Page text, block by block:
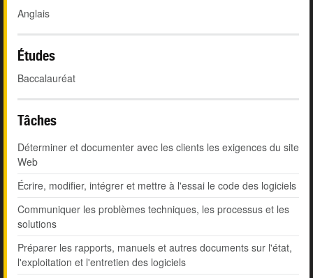
Anglais
Études
Baccalauréat
Tâches
Déterminer et documenter avec les clients les exigences du site
Web
Écrire, modifier, intégrer et mettre à l'essai le code des logiciels
Communiquer les problèmes techniques, les processus et les
solutions
Préparer les rapports, manuels et autres documents sur l'état,
l'exploitation et l'entretien des logiciels